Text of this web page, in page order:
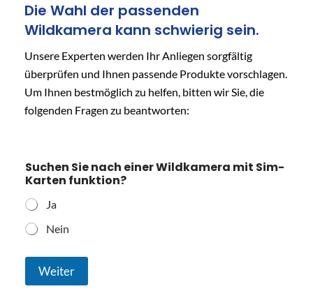
Die Wahl der passenden
Wildkamera kann schwierig sein.
Unsere Experten werden Ihr Anliegen sorgfältig
überprüfen und Ihnen passende Produkte vorschlagen.
Um Ihnen bestmöglich zu helfen, bitten wir Sie, die
folgenden Fragen zu beantworten:
Suchen Sie nach einer Wildkamera mit Sim-
Karten funktion?
Ja
Nein
Weiter